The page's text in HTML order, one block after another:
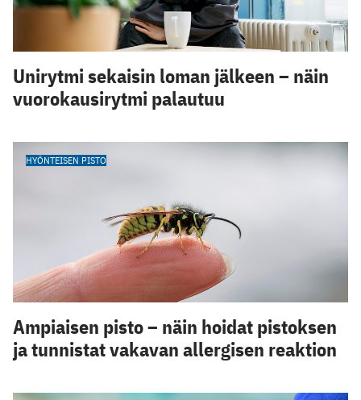
Unirytmi sekaisin loman jälkeen – näin
vuorokausirytmi palautuu
HYÖNTEISEN PISTO
Ampiaisen pisto – näin hoidat pistoksen
ja tunnistat vakavan allergisen reaktion